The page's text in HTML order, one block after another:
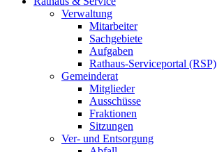
Verwaltung
Mitarbeiter
Sachgebiete
Aufgaben
Rathaus-Serviceportal (RSP)
Gemeinderat
Mitglieder
Ausschüsse
Fraktionen
Sitzungen
Ver- und Entsorgung